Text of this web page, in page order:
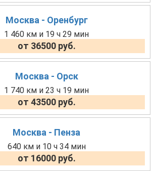
Москва - Оренбург
1 460 км и 19 ч 29 мин
от 36500 руб.
Москва - Орск
1 740 км и 23 ч 19 мин
от 43500 руб.
Москва - Пенза
640 км и 10 ч 34 мин
от 16000 руб.